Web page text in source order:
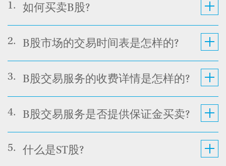
1. 如何买卖B股?
2. B股市场的交易时间表是怎样的?
3. B股交易服务的收费详情是怎样的?
4. B股交易服务是否提供保证金买卖?
5. 什么是ST股?